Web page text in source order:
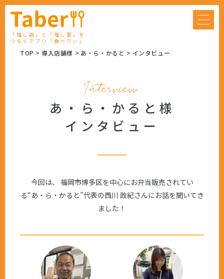
「推し店」と「推し客」を
つなぐアプリ「食べりぃ」
TOP 導入店舗様 あ・ら・かると インタビュー
Interview
あ・ら・かると様
インタビュー
今回は、 福岡市博多区を中心にお弁当販売されてい
る“あ・ら・かると”代表の西川 政紀さんにお話を聞いてき
ました！